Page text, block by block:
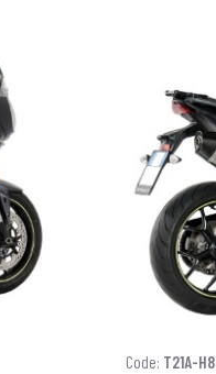
Code: T21A-